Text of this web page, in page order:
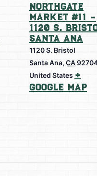
Northgate
Market #11 –
1120 S.
Santa Ana
1120 S. Bristol
Santa Ana, CA
United States +
Google Map